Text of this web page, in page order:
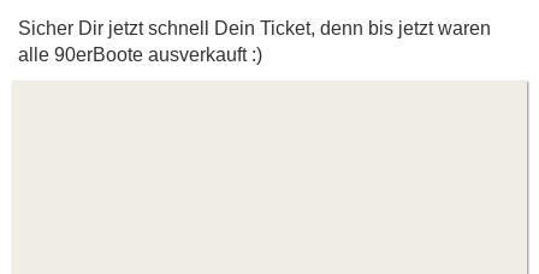
Sicher Dir jetzt schnell Dein Ticket, denn bis jetzt waren
alle 90erBoote ausverkauft :)